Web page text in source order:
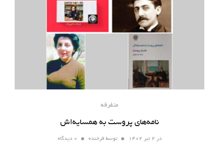
متفرقه
نامه‌های پروست به همسایه‌اش
در توسطفرخنده ۰ دیدگاه